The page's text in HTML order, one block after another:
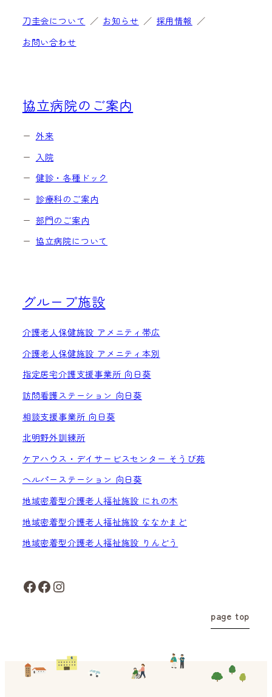
刀圭会について お知らせ
採用情報
お問い合わせ
協立病院のご案内
外来
入院
健診・各種ドック
診療科のご案内
部門のご案内
協立病院について
グループ施設
介護老人保健施設 アメニティ帯広
介護老人保健施設 アメニティ本別
指定居宅介護支援事業所 向日葵
訪問看護ステーション 向日葵
相談支援事業所 向日葵
北明野外訓練所
ケアハウス・デイサービスセンター そうび苑
ヘルパーステーション 向日葵
地域密着型介護老人福祉施設 にれの木
地域密着型介護老人福祉施設 ななかまど
地域密着型介護老人福祉施設 りんどう
Facebook Facebook Instagram
page top